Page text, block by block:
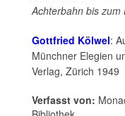
Achterbahn bis zum
Gottfried Kölwel:
Münchner Elegien
Verlag, Zürich 1949
Verfasst von: